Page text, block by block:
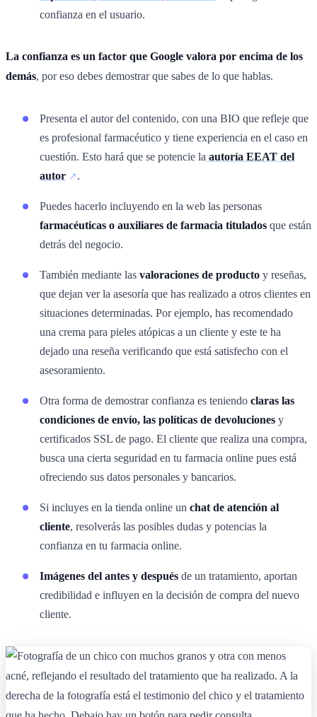
confianza en el usuario.
La confianza es un factor que Google valora por encima de los
demás, por eso debes demostrar que sabes de lo que hablas.
Presenta el autor del contenido, con una BIO que refleje que
es profesional farmacéutico y tiene experiencia en el caso en
cuestión. Esto hará que se potencie la autoría EEAT del
autor
.
Puedes hacerlo incluyendo en la web las personas
farmacéuticas o auxiliares de farmacia titulados que están
detrás del negocio.
También mediante las valoraciones de producto y reseñas,
que dejan ver la asesoría que has realizado a otros clientes en
situaciones determinadas. Por ejemplo, has recomendado
una crema para pieles atópicas a un cliente y este te ha
dejado una reseña verificando que está satisfecho con el
asesoramiento.
Otra forma de demostrar confianza es teniendo claras las
condiciones de envío, las políticas de devoluciones y
certificados SSL de pago. El cliente que realiza una compra,
busca una cierta seguridad en tu farmacia online pues está
ofreciendo sus datos personales y bancarios.
Si incluyes en la tienda online un chat de atención al
cliente, resolverás las posibles dudas y potencias la
confianza en tu farmacia online.
Imágenes del antes y después de un tratamiento, aportan
credibilidad e influyen en la decisión de compra del nuevo
cliente.